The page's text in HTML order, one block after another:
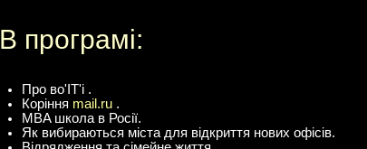
В програмі:
Про во'IT'і .
Коріння mail.ru .
MBA школа в Росії.
Як вибираються міста для відкриття нових офісів.